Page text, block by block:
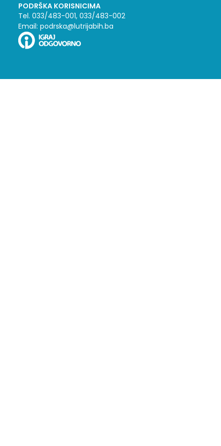
PODRŠKA KORISNICIMA
Tel. 033/483-001, 033/483-002
Email: podrska@lutrijabih.ba